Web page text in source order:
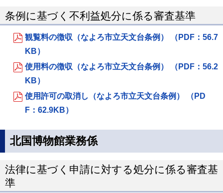
条例に基づく不利益処分に係る審査基準
観覧料の徴収（なよろ市立天文台条例） （PDF：56.7
KB）
使用料の徴収（なよろ市立天文台条例） （PDF：56.2
KB）
使用許可の取消し（なよろ市立天文台条例） （PD
F：62.9KB）
北国博物館業務係
法律に基づく申請に対する処分に係る審査基
準